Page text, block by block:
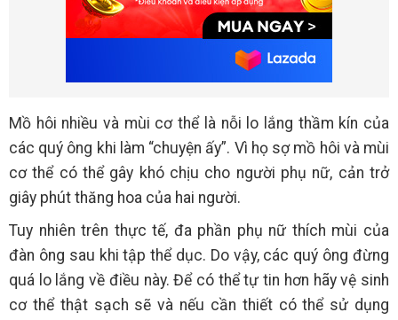
Mồ hôi nhiều và mùi cơ thể là nỗi lo lắng thầm kín của
các quý ông khi làm “chuyện ấy”. Vì họ sợ mồ hôi và mùi
cơ thể có thể gây khó chịu cho người phụ nữ, cản trở
giây phút thăng hoa của hai người.
Tuy nhiên trên thực tế, đa phần phụ nữ thích mùi của
đàn ông sau khi tập thể dục. Do vậy, các quý ông đừng
quá lo lắng về điều này. Để có thể tự tin hơn hãy vệ sinh
cơ thể thật sạch sẽ và nếu cần thiết có thể sử dụng